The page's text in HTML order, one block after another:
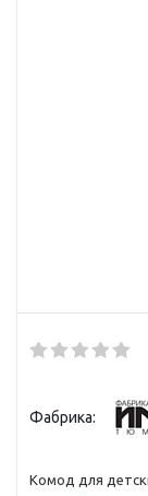
Фабрика:
Комод для